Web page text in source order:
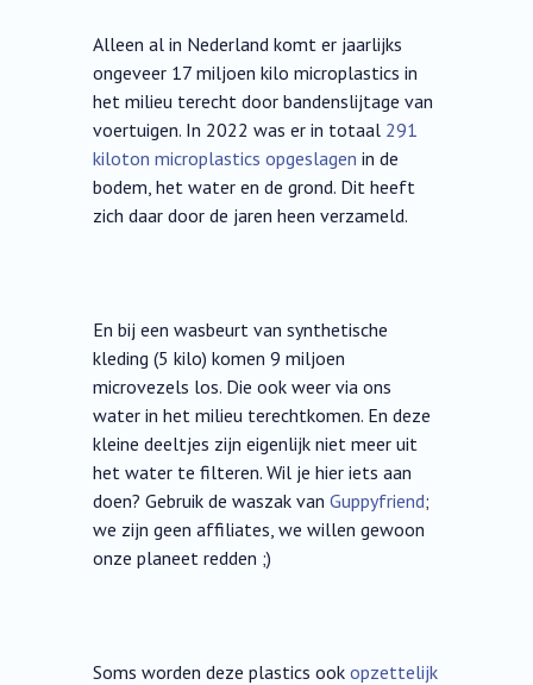
Alleen al in Nederland komt er jaarlijks
ongeveer 17 miljoen kilo microplastics in
het milieu terecht door bandenslijtage van
voertuigen. In 2022 was er in totaal 291
kiloton microplastics opgeslagen in de
bodem, het water en de grond. Dit heeft
zich daar door de jaren heen verzameld.
En bij een wasbeurt van synthetische
kleding (5 kilo) komen 9 miljoen
microvezels los. Die ook weer via ons
water in het milieu terechtkomen. En deze
kleine deeltjes zijn eigenlijk niet meer uit
het water te filteren. Wil je hier iets aan
doen? Gebruik de waszak vanGuppyfriend;
we zijn geen affiliates, we willen gewoon
onze planeet redden ;)
Soms worden deze plastics ook opzettelijk